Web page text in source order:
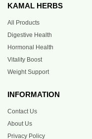
KAMAL HERBS
All Products
Digestive Health
Hormonal Health
Vitality Boost
Weight Support
INFORMATION
Contact Us
About Us
Privacy Policy